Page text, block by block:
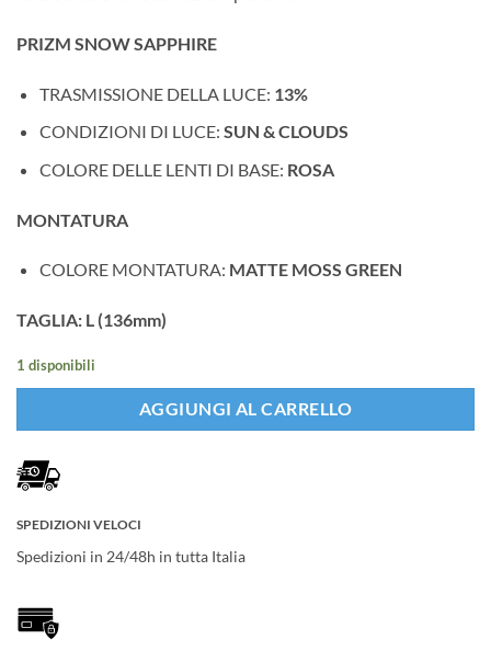
PRIZM SNOW SAPPHIRE
TRASMISSIONE DELLA LUCE: 13%
CONDIZIONI DI LUCE: SUN & CLOUDS
COLORE DELLE LENTI DI BASE: ROSA
MONTATURA
COLORE MONTATURA: MATTE MOSS GREEN
TAGLIA: L (136mm)
1 disponibili
AGGIUNGI AL CARRELLO
SPEDIZIONI VELOCI
Spedizioni in 24/48h in tutta Italia